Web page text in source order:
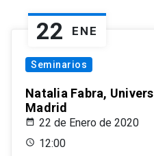
22 ENE
Seminarios
Natalia Fabra,
Madrid
22 de Enero de 2020
12:00